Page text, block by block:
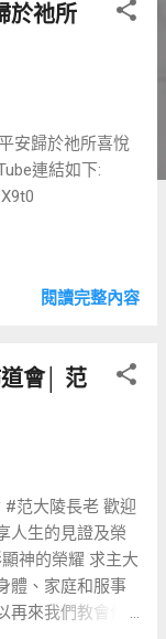
於祂所
安歸於祂所喜悅
連結如下:
閱讀完整內容
會│ 范
#范大陵長老 歡迎
人生的見證及榮
神的榮耀 求主大
體、家庭和服事
來我們教會作